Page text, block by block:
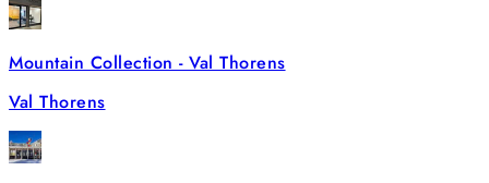
Mountain Collection - Val Thorens
Val Thorens